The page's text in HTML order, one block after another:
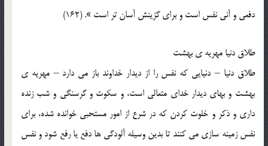
دفعي و آني نفس است و براي گزينش آسان تر است ». (162)
طلاق دنيا مهريه ي بهشت
طلاق دنيا – دنيايي که نفس را از ديدار خداوند باز مي دارد – مهريه ي
بهشت و بهاي ديدار خداي متعالي است، و سکوت و گرسنگي و شب زنده
داري و ذکر و خلوت کردن که در شرع از امور مستحبي خوانده شده، براي
نفس زمينه سازي مي کنند تا بدين وسيله آلودگي ها دفع يا رفع شود و نفس